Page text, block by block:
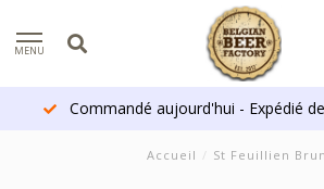
MENU
Commandé aujourd'hui - Expédié
Accueil / St Feuillien